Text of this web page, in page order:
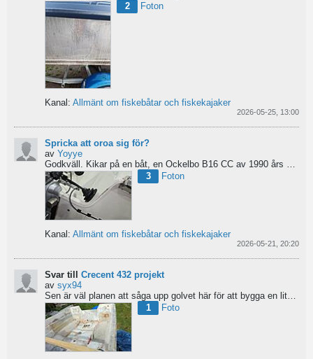
2
Foton
Kanal: Allmänt om fiskebåtar och fiskekajaker
2026-05-25, 13:00
Spricka att oroa sig för?
av Yoyye
Godkväll.
Kikar på en båt, en Ockelbo B16 CC av 1990 års modell, men skulle behöva lite...
3
Foton
Kanal: Allmänt om fiskebåtar och fiskekajaker
2026-05-21, 20:20
Svar till Crecent 432 projekt
av syx94
1
Foto